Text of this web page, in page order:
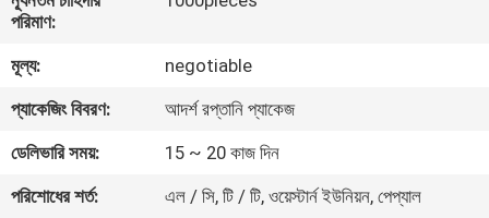
মান
নিয়ন্ত্রণ
পরিমাণ:
মূল্য:
negotiable
প্যাকেজিং বিবরণ:
আদর্শ রপ্তানি প্যাকেজ
ডেলিভারি সময়:
15 ~ 20 কাজ দিন
পরিশোধের শর্ত:
এল / সি, টি / টি, ওয়েস্টার্ন ইউনিয়ন, পেপ্যাল